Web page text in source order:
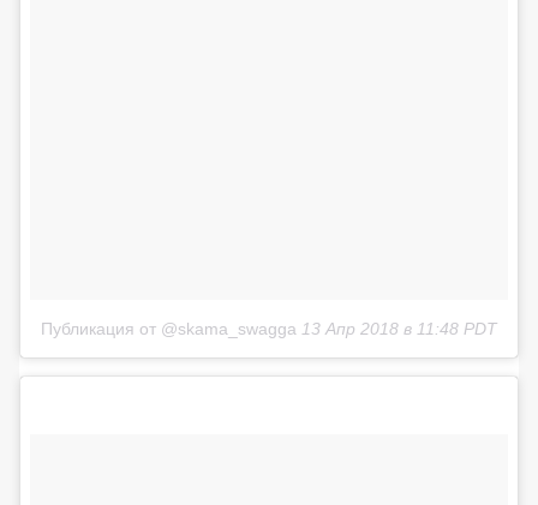
Публикация от @skama_swagga 13 Апр 2018 в 11:48 PDT